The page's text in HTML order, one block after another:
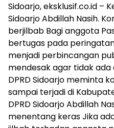
Sidoarjo, eksklusif.co.id –
Sidoarjo Abdillah Nasih.
berjilbab Bagi anggota
bertugas pada peringatan
menjadi perbincangan
mendesak agar tidak ada
DPRD Sidoarjo meminta
sampai terjadi di
DPRD Sidoarjo Abdillah
menentang keras Jika